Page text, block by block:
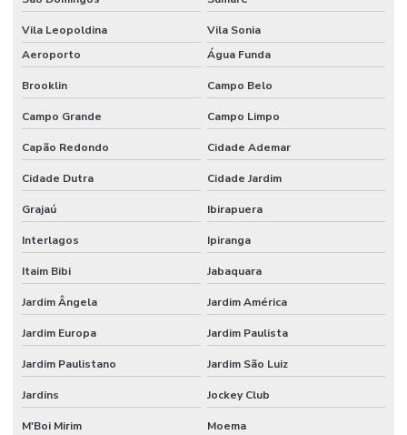
Vila Leopoldina
Vila Sonia
Aeroporto
Água Funda
Brooklin Campo Belo
Campo Grande Campo Limpo
Capão Redondo Cidade Ademar
Cidade Dutra Cidade Jardim
Grajaú Ibirapuera
Interlagos Ipiranga
Itaim Bibi Jabaquara
Jardim Ângela Jardim América
Jardim Europa Jardim Paulista
Jardim Paulistano Jardim São Luiz
Jardins Jockey Club
M'Boi Mirim Moema